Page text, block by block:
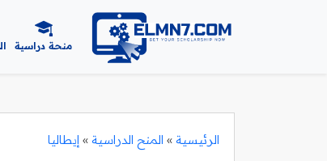
منحة دراسية
الرئيسية » المنح الدراسية » إيطاليا